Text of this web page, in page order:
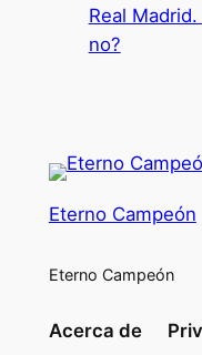
Real
no?
Eterno Campeón
Eterno Campeón
Acerca de